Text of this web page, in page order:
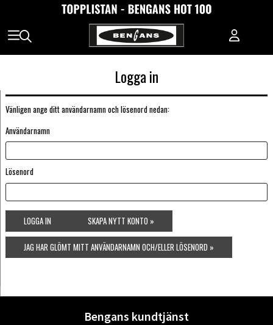
Logga in
Vänligen ange ditt användarnamn och lösenord nedan:
Användarnamn
Lösenord
LOGGA IN SKAPA NYTT KONTO »
JAG HAR GLÖMT MITT ANVÄNDARNAMN OCH/ELLER LÖSENORD »
Bengans kundtjänst